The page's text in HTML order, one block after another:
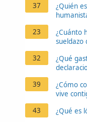
37
¿Quién
23
¿Cuánto
sueldazo
32
¿Qué
39
¿Cómo
vive
43
¿Qué es